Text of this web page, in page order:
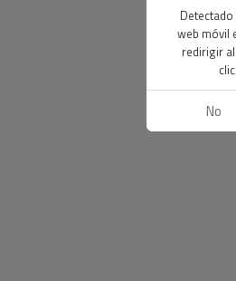
web móvil
redirigir
No